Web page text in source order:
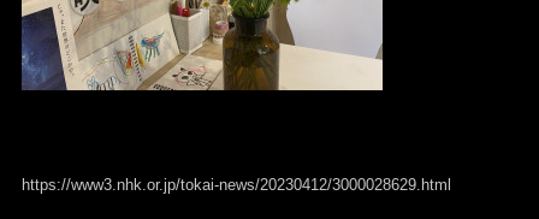
https://www3.nhk.or.jp/tokai-news/20230412/3000028629.html